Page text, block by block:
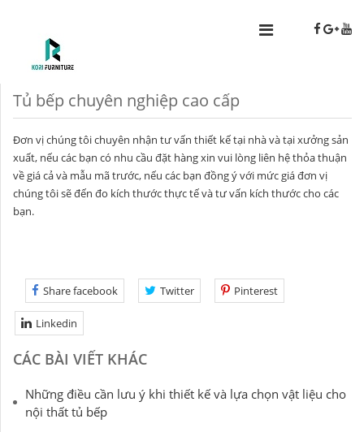
Tủ bếp chuyên nghiệp cao cấp
Đơn vị chúng tôi chuyên nhận tư vấn thiết kế tại nhà và tại xưởng sản
xuất, nếu các bạn có nhu cầu đặt hàng xin vui lòng liên hệ thỏa thuận
về giá cả và mẫu mã trước, nếu các bạn đồng ý với mức giá đơn vị
chúng tôi sẽ đến đo kích thước thực tế và tư vấn kích thước cho các
bạn.
Share facebook Twitter Pinterest
Linkedin
CÁC BÀI VIẾT KHÁC
Những điều cần lưu ý khi thiết kế và lựa chọn vật liệu cho
nội thất tủ bếp